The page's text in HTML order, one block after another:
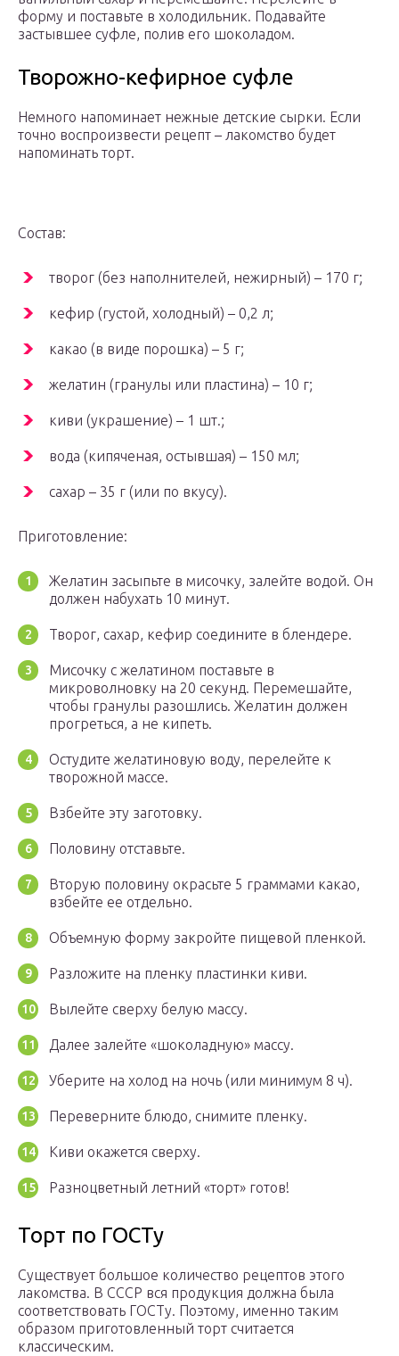
форму и поставьте в холодильник. Подавайте
застывшее суфле, полив его шоколадом.
Творожно-кефирное суфле
Немного напоминает нежные детские сырки. Если
точно воспроизвести рецепт – лакомство будет
напоминать торт.
Состав:
творог (без наполнителей, нежирный) – 170 г;
кефир (густой, холодный) – 0,2 л;
какао (в виде порошка) – 5 г;
желатин (гранулы или пластина) – 10 г;
киви (украшение) – 1 шт.;
вода (кипяченая, остывшая) – 150 мл;
сахар – 35 г (или по вкусу).
Приготовление:
Желатин засыпьте в мисочку, залейте водой. Он
должен набухать 10 минут.
Творог, сахар, кефир соедините в блендере.
Мисочку с желатином поставьте в
микроволновку на 20 секунд. Перемешайте,
чтобы гранулы разошлись. Желатин должен
прогреться, а не кипеть.
Остудите желатиновую воду, перелейте к
творожной массе.
Взбейте эту заготовку.
Половину отставьте.
Вторую половину окрасьте 5 граммами какао,
взбейте ее отдельно.
Объемную форму закройте пищевой пленкой.
Разложите на пленку пластинки киви.
Вылейте сверху белую массу.
Далее залейте «шоколадную» массу.
Уберите на холод на ночь (или минимум 8 ч).
Переверните блюдо, снимите пленку.
Киви окажется сверху.
Разноцветный летний «торт» готов!
Торт по ГОСТу
Существует большое количество рецептов этого
лакомства. В СССР вся продукция должна была
соответствовать ГОСТу. Поэтому, именно таким
образом приготовленный торт считается
классическим.